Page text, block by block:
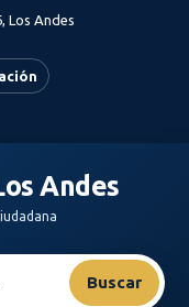
Los Andes
Andes
Buscar